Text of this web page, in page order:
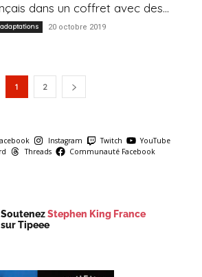
dans un coffret avec des...
adaptations 20 octobre 2019
1 2
Instagram Twitch
YouTube
Threads Communauté Facebook
SoutenezStephen King France
sur Tipeee